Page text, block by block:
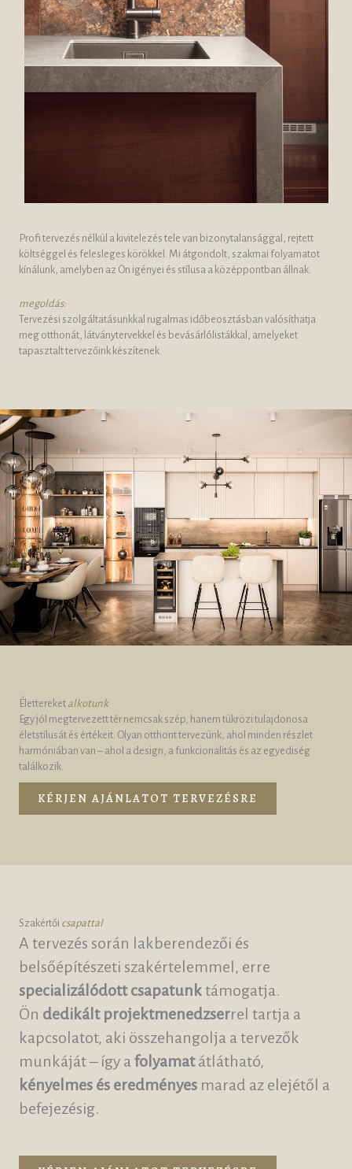
Profi tervezés nélkül a kivitelezés tele van bizonytalansággal, rejtett
költséggel és felesleges körökkel. Mi átgondolt, szakmai folyamatot
kínálunk, amelyben az Ön igényei és stílusa a középpontban állnak.
megoldás:
Tervezési szolgáltatásunkkal rugalmas időbeosztásban valósíthatja
meg otthonát, látványtervekkel és bevásárlólistákkal, amelyeket
tapasztalt tervezőink készítenek.
Élettereket alkotunk
Egy jól megtervezett tér nemcsak szép, hanem tükrözi tulajdonosa
életstílusát és értékeit. Olyan otthont tervezünk, ahol minden részlet
harmóniában van – ahol a design, a funkcionalitás és az egyediség
találkozik.
KÉRJEN AJÁNLATOT TERVEZÉSRE
Szakértői csapattal
A tervezés során lakberendezői és
belsőépítészeti szakértelemmel, erre
specializálódott csapatunktámogatja.
Ön dedikált projektmenedzserrel tartja a
kapcsolatot, aki összehangolja a tervezők
munkáját – így a folyamatátlátható,
kényelmes és eredményes marad az elejétől a
befejezésig.